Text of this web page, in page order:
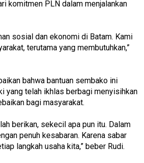
komitmen PLN dalam menjalankan
sosial dan ekonomi di Batam. Kami
terutama yang membutuhkan,”
bahwa bantuan sembako ini
yang telah ikhlas berbagi menyisihkan
bagi masyarakat.
berikan, sekecil apa pun itu. Dalam
penuh kesabaran. Karena sabar
langkah usaha kita,” beber Rudi.